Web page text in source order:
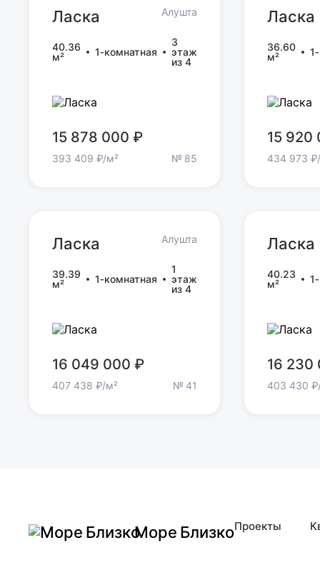
Ласка Алушта
40.36
м²
1‑комнатная
3
этаж
из 4
15 878 000 ₽
393 409 ₽/м² № 85
Ласка
36.60
м²
15 920
434 973
Ласка Алушта
39.39
м²
1‑комнатная
1
этаж
из 4
16 049 000 ₽
407 438 ₽/м² № 41
Ласка
40.23
м²
16 230
403 430
Море БлизкоПроекты